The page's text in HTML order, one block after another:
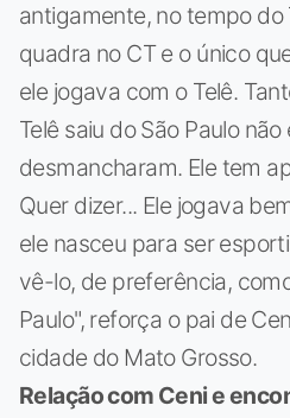
antigamente, no tempo do
quadra no CT e o único
ele jogava com o Telê.
Telê saiu do São Paulo
desmancharam. Ele tem
Quer dizer... Ele jogava
ele nasceu para ser
vê-lo, de preferência,
Paulo", reforça o pai de
cidade do Mato Grosso.
Relação com Ceni e